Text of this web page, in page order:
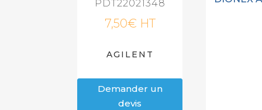
PDT22021348
7,50€ HT
AGILENT
Demander un
devis